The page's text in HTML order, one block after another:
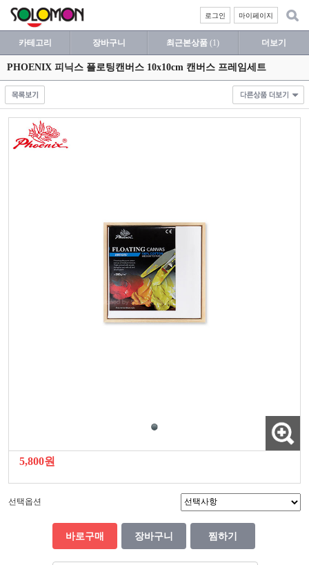
마이페이지
로그인
카테고리 장바구니 최근본상품 (1) 더보기
PHOENIX 피닉스 플로팅캔버스 10x10cm 캔버스 프레임세트
5,800원
선택옵션
바로구매 장바구니 찜하기